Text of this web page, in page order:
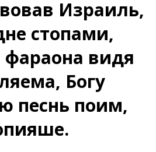
Израиль,
стопами,
фараона видя
Богу
песнь поим,